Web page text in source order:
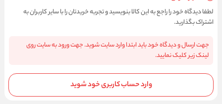
لطفا دیدگاه خود را راجع به این کالا بنویسید و تجربه خریدتان را با سایر کاربران به
اشتراک بگذارید.
جهت ارسال و دیدگاه خود باید ابتدا وارد سایت شوید. جهت ورود به سایت روی
لینک زیر کلیک نمایید.
وارد حساب کاربری خود شوید